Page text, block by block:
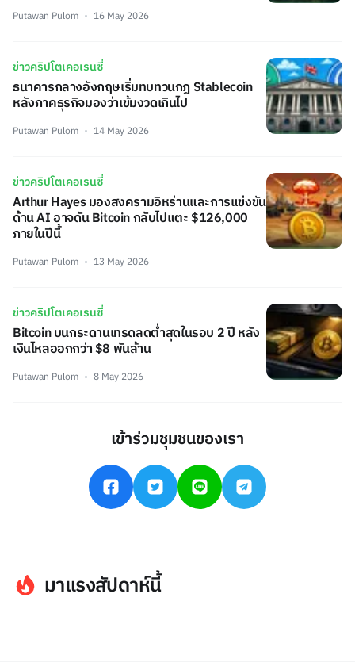
Putawan Pulom 16 May 2026
ข่าวคริปโตเคอเรนซี่
ธนาคารกลางอังกฤษเริ่มทบทวนกฎ Stablecoin
หลังภาคธุรกิจมองว่าเข้มงวดเกินไป
Putawan Pulom 14 May 2026
ข่าวคริปโตเคอเรนซี่
Arthur Hayes มองสงครามอิหร่านและการแข่งขัน
ด้าน AI อาจดัน Bitcoin กลับไปแตะ $126,000
ภายในปีนี้
Putawan Pulom 13 May 2026
ข่าวคริปโตเคอเรนซี่
Bitcoin บนกระดานเทรดลดต่ำสุดในรอบ 2 ปี หลัง
เงินไหลออกกว่า $8 พันล้าน
Putawan Pulom 8 May 2026
เข้าร่วมชุมชนของเรา
มาแรงสัปดาห์นี้